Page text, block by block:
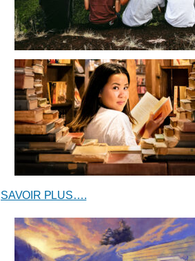
SAVOIR PLUS….